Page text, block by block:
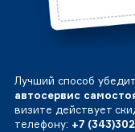
Лучший способ
автосервис
визите действует
телефону: +7